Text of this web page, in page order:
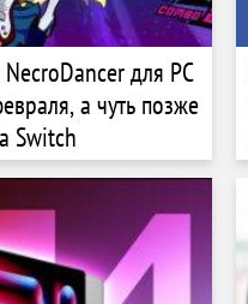
для PC
а чуть позже
Switch